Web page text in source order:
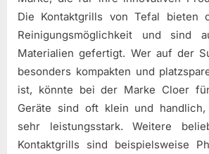
Die Kontaktgrills von Tefal bieten
Reinigungsmöglichkeit und sind
Materialien gefertigt. Wer auf der
besonders kompakten und
ist, könnte bei der Marke Cloer
Geräte sind oft klein und
sehr leistungsstark. Weitere
Kontaktgrills sind beispielsweise